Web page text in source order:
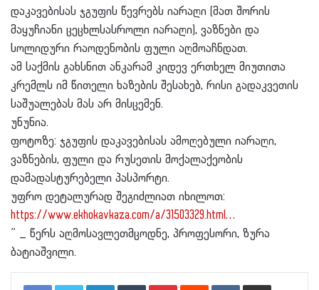
დაკავებისას ჯგუფის წევრებს იარაღი (მათ შორის
მაყუჩიანი ცეცხლსასროლი იარაღი), ვაზნები და
სოლიდური რაოდენობის ფული აღმოაჩნდათ.
ამ საქმის გახსნით ანკარამ კიდევ ერთხელ მიუთითა
კრემლს იმ წითელი ხაზების შესახებ, რისი გადაკვეთის
საშუალებას მას არ მისცემენ.
უნუნია.
ფოტოზე: ჯგუფის დაკავებისას ამოღებული იარაღი,
ვაზნების, ფული და რუსეთის მოქალაქეობის
დამადასტურებელი პასპორტი.
უფრო დეტალურად შეგიძლიათ იხილოთ:
https://www.ekhokavkaza.com/a/31503329.html…
” _ წერს აღმოსავლეთმცოდნე, პროფესორი, ზურა
ბატიაშვილი.
LinkedInTumblr PinterestReddit VKontakteShare via Email